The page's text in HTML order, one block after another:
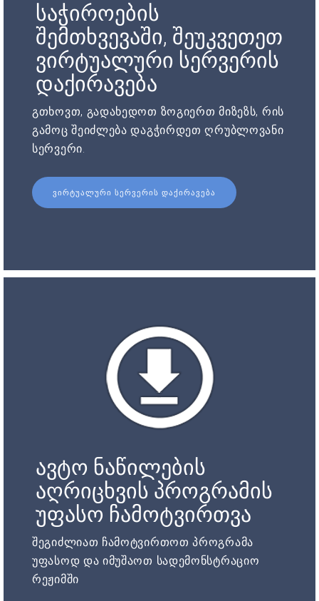
საჭიროების
შემთხვევაში, შეუკვეთეთ
ვირტუალური სერვერის
დაქირავება
გთხოვთ, გადახედოთ ზოგიერთ მიზეზს, რის
გამოც შეიძლება დაგჭირდეთ ღრუბლოვანი
სერვერი.
ᲕᲘᲠᲢᲣᲐᲚᲣᲠᲘ ᲡᲔᲠᲕᲔᲠᲘᲡ ᲓᲐᲥᲘᲠᲐᲕᲔᲑᲐ
ავტო ნაწილების
აღრიცხვის პროგრამის
უფასო ჩამოტვირთვა
შეგიძლიათ ჩამოტვირთოთ პროგრამა
უფასოდ და იმუშაოთ სადემონსტრაციო
რეჟიმში